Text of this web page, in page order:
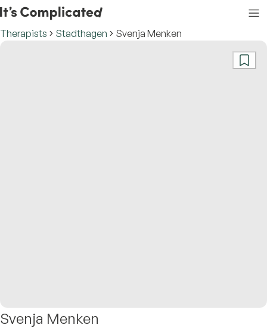
Therapists Stadthagen Svenja Menken
Svenja Menken